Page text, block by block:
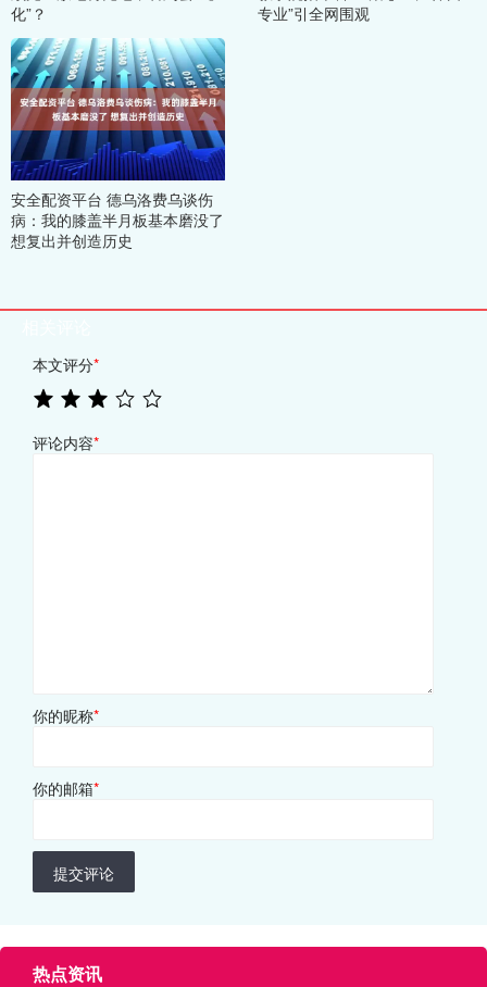
化”？
专业”引全网围观
安全配资平台 德乌洛费乌谈伤
病：我的膝盖半月板基本磨没了
想复出并创造历史
本文评分*
评论内容*
你的昵称*
你的邮箱*
提交评论
热点资讯